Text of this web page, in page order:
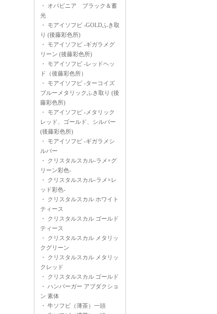
・ オパビニア ブラック＆蓄
光
・ モアイソフビ -GOLDふき取
り (後藤彩色所)
・ モアイソフビ -ギガラメグ
リーン (後藤彩色所)
・ モアイソフビ -レッドヘッ
ド（後藤彩色所）
・ モアイソフビ -ターコイズ
ブルーメタリックふき取り (後
藤彩色所)
・ モアイソフビ -メタリック
レッド、ゴールド、シルバー
(後藤彩色所)
・ モアイソフビ -ギガラメシ
ルバー
・ クリスタルスカル-ラメ×グ
リーン彩色-
・ クリスタルスカル-ラメ×レ
ッド彩色-
・ クリスタルスカル ホワイト
ティース
・ クリスタルスカル ゴールド
ティース
・ クリスタルスカル メタリッ
クグリーン
・ クリスタルスカル メタリッ
クレッド
・ クリスタルスカル ゴールド
・ ハンバーガー アブダクショ
ン 素体
・ 牛ソフビ（薄茶）一頭